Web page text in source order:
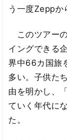
う一度Zeppか
このツアー
イングできる
界中66カ国旅
多い。子供た
由を明かし、
ていく年代に
た。